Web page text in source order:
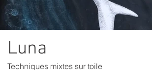
Luna
Techniques mixtes sur toile